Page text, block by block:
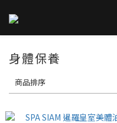
身體保養
商品排序